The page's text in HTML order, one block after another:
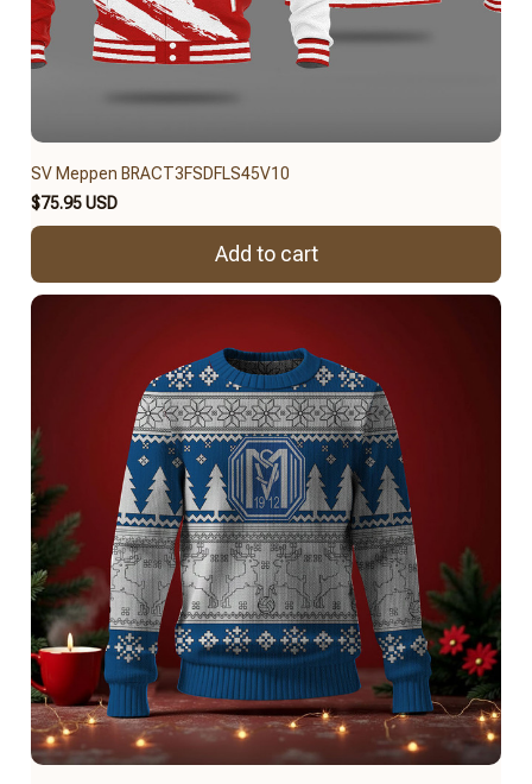
SV Meppen BRACT3FSDFLS45V10
$75.95 USD
Add to cart